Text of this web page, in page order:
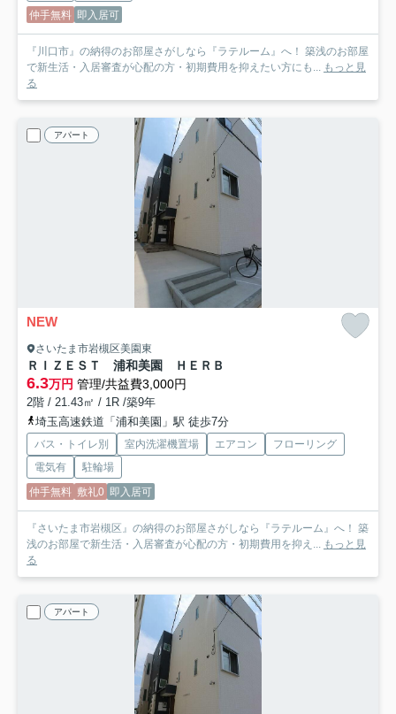
仲手無料 即入居可
『川口市』の納得のお部屋さがしなら『ラテルーム』へ！ 築浅のお部屋
で新生活・入居審査が心配の方・初期費用を抑えたい方にも... もっと見
る
アパート
NEW
さいたま市岩槻区美園東
ＲＩＺＥＳＴ 浦和美園 ＨＥＲＢ
6.3万円 管理/共益費3,000円
2階 / 21.43㎡ / 1R /築9年
埼玉高速鉄道「浦和美園」駅 徒歩7分
バス・トイレ別 室内洗濯機置場 エアコン
フローリング
電気有
駐輪場
仲手無料 敷礼0 即入居可
『さいたま市岩槻区』の納得のお部屋さがしなら『ラテルーム』へ！ 築
浅のお部屋で新生活・入居審査が心配の方・初期費用を抑え... もっと見
る
アパート